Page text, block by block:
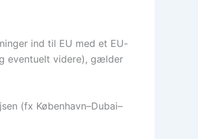
ind til EU med et EU-
eventuelt videre), gælder
(fx København–Dubai–